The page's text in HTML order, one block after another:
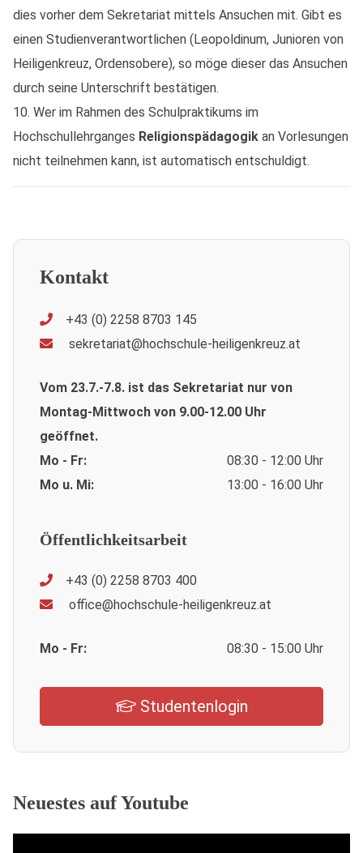
dies vorher dem Sekretariat mittels Ansuchen mit. Gibt es
einen Studienverantwortlichen (Leopoldinum, Junioren von
Heiligenkreuz, Ordensobere), so möge dieser das Ansuchen
durch seine Unterschrift bestätigen.
10. Wer im Rahmen des Schulpraktikums im
Hochschullehrganges Religionspädagogik an Vorlesungen
nicht teilnehmen kann, ist automatisch entschuldigt.
Kontakt
+43 (0) 2258 8703 145
sekretariat@hochschule-heiligenkreuz.at
Vom 23.7.-7.8. ist das Sekretariat nur von
Montag-Mittwoch von 9.00-12.00 Uhr
geöffnet.
Mo - Fr:
08:30 - 12:00 Uhr
Mo u. Mi:
13:00 - 16:00 Uhr
Öffentlichkeitsarbeit
+43 (0) 2258 8703 400
office@hochschule-heiligenkreuz.at
Mo - Fr: 08:30 - 15:00 Uhr
Studentenlogin
Neuestes auf Youtube